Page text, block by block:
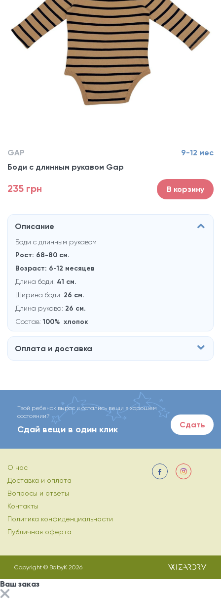
GAP
9-12 мес
Боди с длинным рукавом Gap
235 грн В корзину
Описание
Боди с длинным рукавом
Рост: 68-80 см.
Возраст: 6-12 месяцев
Длина боди: 41 см.
Ширина боди: 26 см.
Длина рукава: 26 см.
Состав:100% хлопок
Оплата и доставка
Твой ребенок вырос и остались вещи в хорошем
состоянии?
Сдай вещи в один клик Сдать
О нас
Доставка и оплата
Вопросы и ответы
Контакты
Политика конфиденциальности
Публичная оферта
Copyright © BabyK 2026
Ваш заказ